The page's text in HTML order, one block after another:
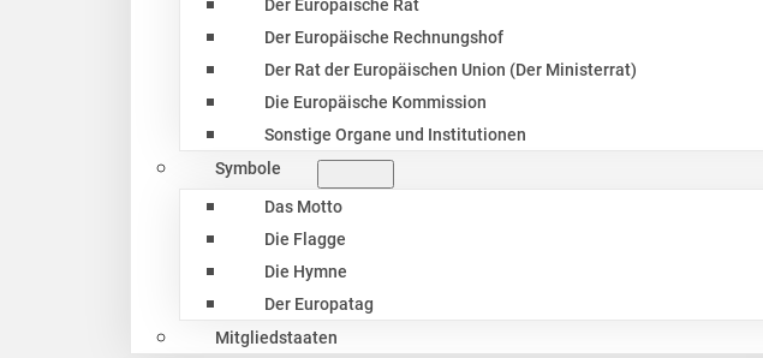
Der Europäische Rat
Der Europäische Rechnungshof
Der Rat der Europäischen Union (Der Ministerrat)
Die Europäische Kommission
Sonstige Organe und Institutionen
Symbole
Das Motto
Die Flagge
Die Hymne
Der Europatag
Mitgliedstaaten